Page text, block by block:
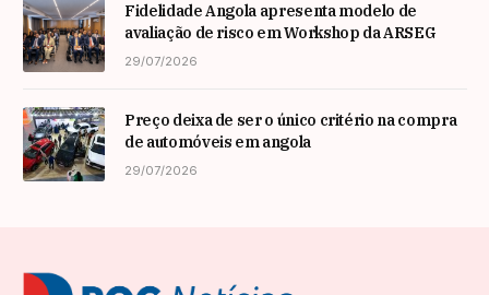
Fidelidade Angola apresenta modelo de
avaliação de risco em Workshop da ARSEG
29/07/2026
Preço deixa de ser o único critério na compra
de automóveis em angola
29/07/2026